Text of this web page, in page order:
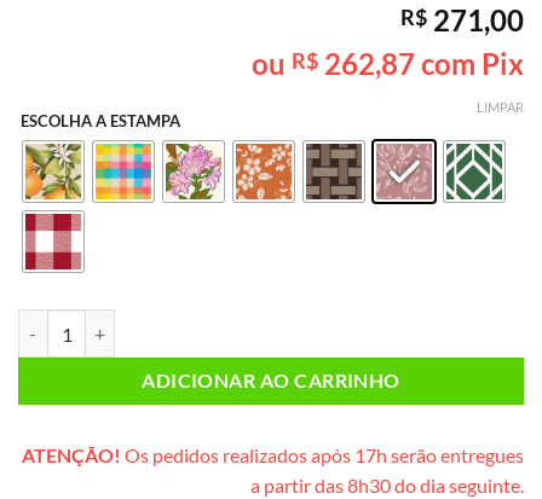
Avaliado
como5de
5, com
baseado em
1
de cliente
R$ 271,00
ou R$ 262,87com Pix
ESCOLHA A ESTAMPA
LIMPAR
ADICIONAR AO CARRINHO
ATENÇÃO! Os pedidos realizados após 17h serão entregues
a partir das 8h30 do dia seguinte.